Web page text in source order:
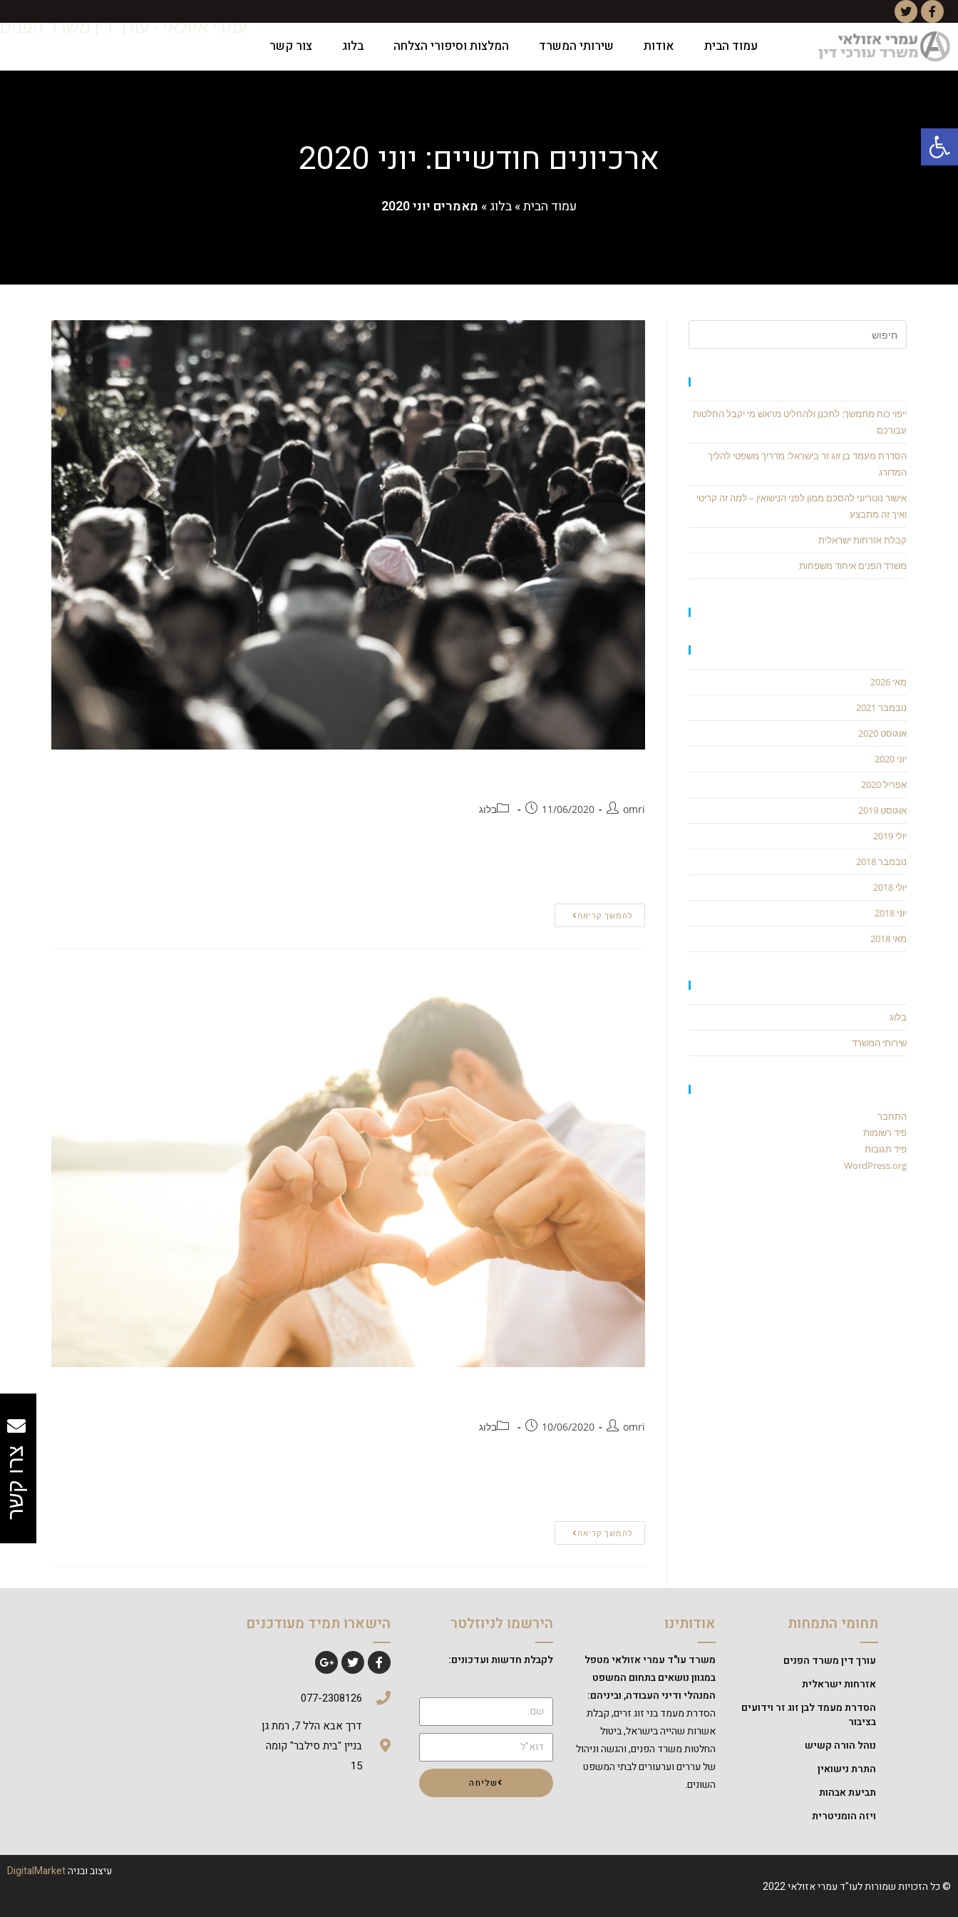
פתח סרגל נגישות
עמרי אזולאי - עורך דין משרד הפנים
עמוד הבית אודות שירותי המשרד המלצות וסיפורי הצלחה בלוג צור קשר
ארכיונים חודשיים: יוני 2020
עמוד הבית»בלוג» מאמרים יוני 2020
omri
11/06/2020 בלוג
להמשך קריאה
omri
10/06/2020 בלוג
להמשך קריאה
ייפוי כוח מתמשך: לתכנן ולהחליט מראש מי יקבל החלטות
עבורכם
הסדרת מעמד בן זוג זר בישראל: מדריך משפטי להליך
המדורג
אישור נוטריוני להסכם ממון לפני הנישואין – למה זה קריטי
ואיך זה מתבצע
קבלת אזרחות ישראלית
משרד הפנים איחוד משפחות
מאי 2026
נובמבר 2021
אוגוסט 2020
יוני 2020
אפריל 2020
אוגוסט 2019
יולי 2019
נובמבר 2018
יולי 2018
יוני 2018
מאי 2018
בלוג
שירותי המשרד
התחבר
פיד רשומות
פיד תגובות
WordPress.org
תחומי התמחות
עורך דין משרד הפנים
אזרחות ישראלית
הסדרת מעמד לבן זוג זר וידועים
בציבור
נוהל הורה קשיש
התרת נישואין
תביעת אבהות
ויזה הומניטרית
אודותינו
משרד עו"ד עמרי אזולאי מטפל
במגוון נושאים בתחום המשפט
המנהלי ודיני העבודה, וביניהם:
הסדרת מעמד בני זוג זרים, קבלת
אשרות שהייה בישראל, ביטול
החלטות משרד הפנים, והגשה וניהול
של עררים וערעורים לבתי המשפט
השונים.
הירשמו לניוזלטר
לקבלת חדשות ועדכונים:
שליחה
הישארו תמיד מעודכנים
077-2308126
דרך אבא הלל 7, רמת גן
בניין "בית סילבר" קומה
15
© כל הזכויות שמורות לעו"ד עמרי אזולאי 2022
עיצוב ובניהDigitalMarket
צרו קשר